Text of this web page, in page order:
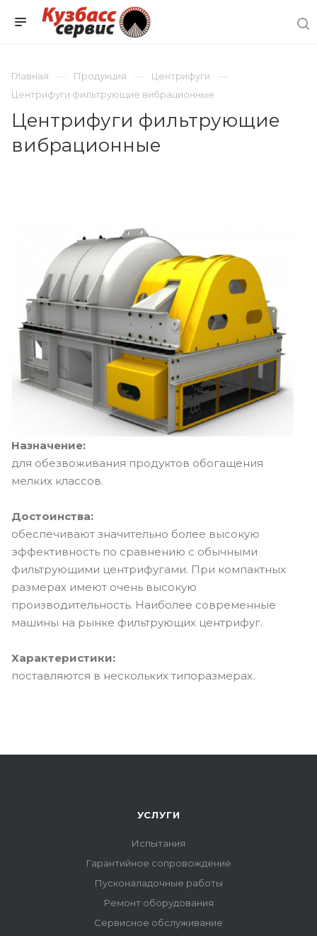
Главная Продукция
Центрифуги
Центрифуги фильтрующие вибрационные
Центрифуги фильтрующие
вибрационные
Назначение:
для обезвоживания продуктов обогащения
мелких классов.
Достоинства:
обеспечивают значительно более высокую
эффективность по сравнению с обычными
фильтрующими центрифугами. При компактных
размерах имеют очень высокую
производительность. Наиболее современные
машины на рынке фильтрующих центрифуг.
Характеристики:
поставляются в нескольких типоразмерах.
УСЛУГИ
Испытания
Гарантийное сопровождение
Пусконаладочные работы
Ремонт оборудования
Сервисное обслуживание